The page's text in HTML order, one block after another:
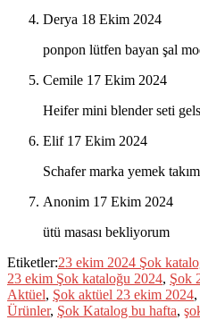
Derya 18 Ekim 2024
ponpon lütfen bayan şal
Cemile 17 Ekim 2024
Heifer mini blender seti
Elif 17 Ekim 2024
Schafer marka yemek
Anonim 17 Ekim 2024
ütü masası bekliyorum
Etiketler:23 ekim 2024 Şok
23 ekim Şok kataloğu 2024, Şok
Aktüel, Şok aktüel 23 ekim 2024,
Ürünler, Şok Katalog bu hafta,